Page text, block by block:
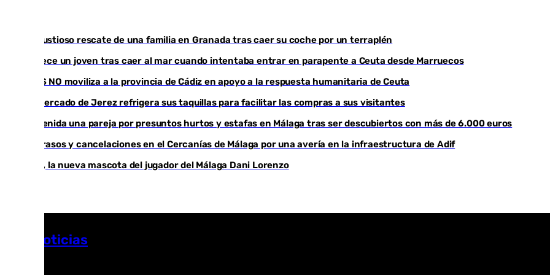
Angustioso rescate de una familia en Granada tras caer su coche por un terraplén
Fallece un joven tras caer al mar cuando intentaba entrar en parapente a Ceuta desde Marruecos
CIES NO moviliza a la provincia de Cádiz en apoyo a la respuesta humanitaria de Ceuta
El mercado de Jerez refrigera sus taquillas para facilitar las compras a sus visitantes
Detenida una pareja por presuntos hurtos y estafas en Málaga tras ser descubiertos con más de 6.000 euros
Retrasos y cancelaciones en el Cercanías de Málaga por una avería en la infraestructura de Adif
Isco, la nueva mascota del jugador del Málaga Dani Lorenzo
Más noticias